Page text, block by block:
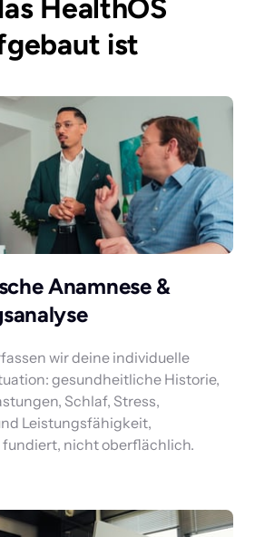
HealthOS
ist
Anamnese &
wir deine individuelle
gesundheitliche Historie,
Schlaf, Stress,
Leistungsfähigkeit,
nicht oberflächlich.